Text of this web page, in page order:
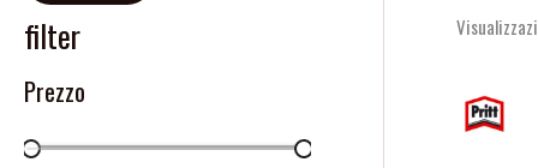
filter
Prezzo
u
t
a
p
o
n